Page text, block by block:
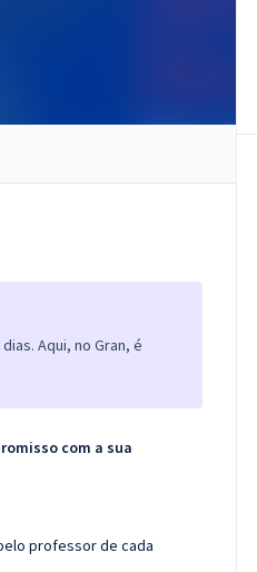
Aqui, no Gran, é
com a sua
professor de cada